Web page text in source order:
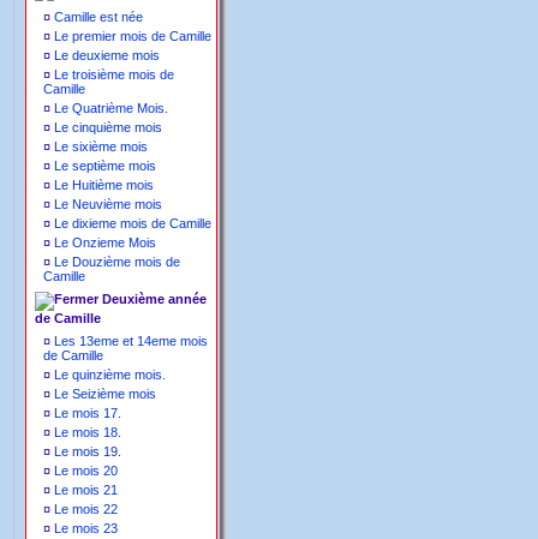
¤ Camille est née
¤ Le premier mois de Camille
¤ Le deuxieme mois
¤ Le troisième mois de
Camille
¤ Le Quatrième Mois.
¤ Le cinquième mois
¤ Le sixième mois
¤ Le septième mois
¤ Le Huitième mois
¤ Le Neuvième mois
¤ Le dixieme mois de Camille
¤ Le Onzieme Mois
¤ Le Douzième mois de
Camille
Deuxième année
de Camille
¤ Les 13eme et 14eme mois
de Camille
¤ Le quinzième mois.
¤ Le Seizième mois
¤ Le mois 17.
¤ Le mois 18.
¤ Le mois 19.
¤ Le mois 20
¤ Le mois 21
¤ Le mois 22
¤ Le mois 23